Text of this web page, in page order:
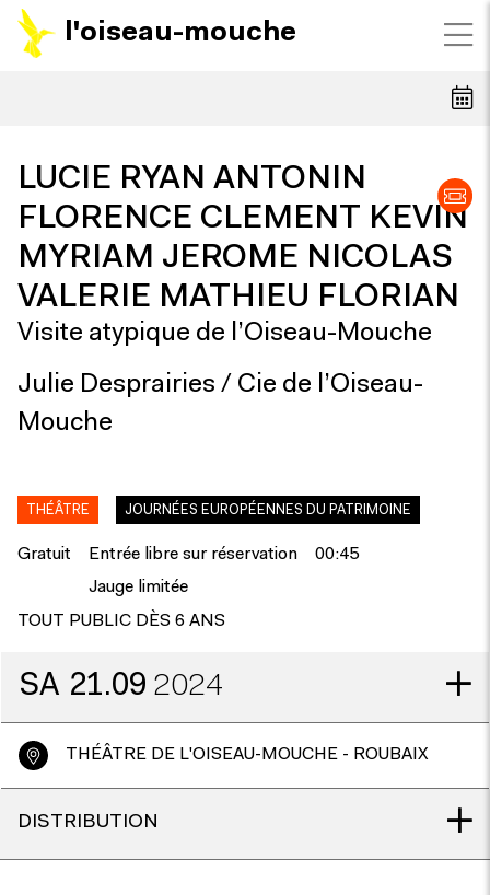
l'oiseau-mouche
LUCIE RYAN ANTONIN
FLORENCE CLEMENT KEVIN
MYRIAM JEROME NICOLAS
VALERIE MATHIEU FLORIAN
Visite atypique de l’Oiseau-Mouche
Julie Desprairies / Cie de l’Oiseau-
Mouche
THÉÂTRE JOURNÉES EUROPÉENNES DU PATRIMOINE
Gratuit
Entrée libre sur réservation
Jauge limitée
00:45
TOUT PUBLIC DÈS 6 ANS
SA 21.09 2024
THÉÂTRE DE L'OISEAU-MOUCHE - ROUBAIX
DISTRIBUTION